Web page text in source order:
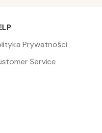
Prywatności
Service